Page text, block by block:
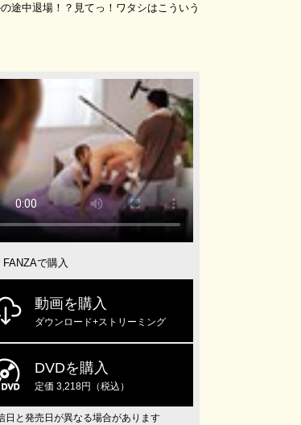
途中退場！？見てっ！ワタシはこういう
FANZAで購入
動画を購入
ダウンロード+ストリーミング
DVDを購入
定価 3,218円（税込）
日と発売日が異なる場合があります